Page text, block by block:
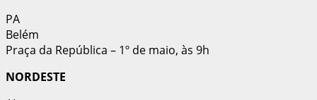
PA
Belém
Praça da República – 1º de maio, às 9h
NORDESTE